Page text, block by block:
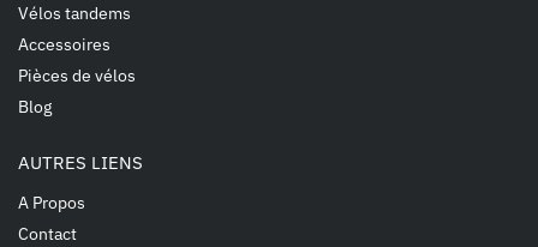
Vélos tandems
Accessoires
Pièces de vélos
Blog
AUTRES LIENS
A Propos
Contact